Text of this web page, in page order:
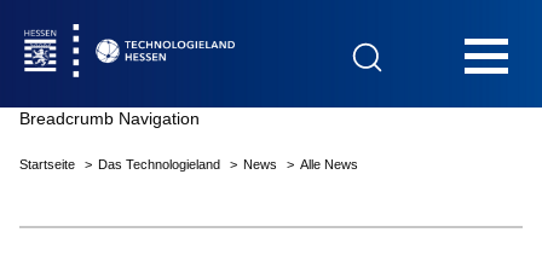
Breadcrumb Navigation
Startseite Das Technologieland News Alle News